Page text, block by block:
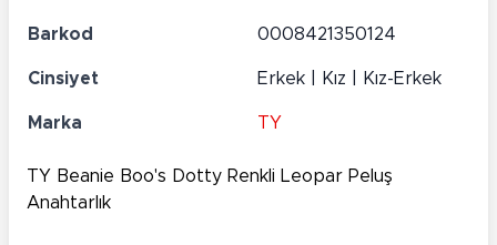
Barkod 0008421350124
Cinsiyet Erkek | Kız | Kız-Erkek
Marka TY
TY Beanie Boo's Dotty Renkli Leopar Peluş
Anahtarlık